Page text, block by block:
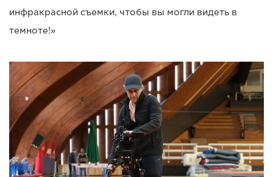
инфракрасной съемки, чтобы вы могли видеть в
темноте!»